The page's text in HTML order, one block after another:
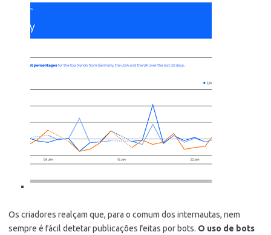
Os criadores realçam que, para o comum dos internautas, nem
sempre é fácil detetar publicações feitas por bots. O uso de bots